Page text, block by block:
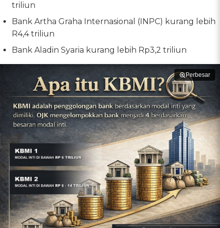
triliun
Bank Artha Graha Internasional (INPC) kurang lebih
R4,4 triliun
Bank Aladin Syaria kurang lebih Rp3,2 triliun
Perbesar